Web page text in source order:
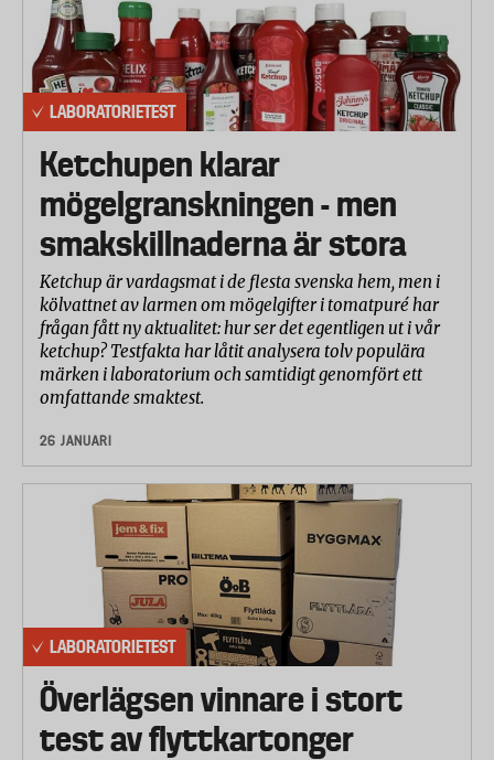
LABORATORIETEST
Ketchupen klarar
mögelgranskningen - men
smakskillnaderna är stora
Ketchup är vardagsmat i de flesta svenska hem, men i
kölvattnet av larmen om mögelgifter i tomatpuré har
frågan fått ny aktualitet: hur ser det egentligen ut i vår
ketchup? Testfakta har låtit analysera tolv populära
märken i laboratorium och samtidigt genomfört ett
omfattande smaktest.
26 JANUARI
LABORATORIETEST
Överlägsen vinnare i stort
test av flyttkartonger